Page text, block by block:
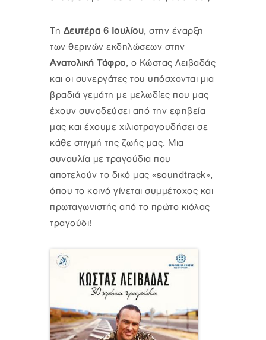
Τη Δευτέρα 6 Ιουλίου, στην έναρξη
των θερινών εκδηλώσεων στην
Ανατολική Τάφρο, ο Κώστας Λειβαδάς
και οι συνεργάτες του υπόσχονται μια
βραδιά γεμάτη με μελωδίες που μας
έχουν συνοδεύσει από την εφηβεία
μας και έχουμε χιλιοτραγουδήσει σε
κάθε στιγμή της ζωής μας. Μια
συναυλία με τραγούδια που
αποτελούν το δικό μας «soundtrack»,
όπου το κοινό γίνεται συμμέτοχος και
πρωταγωνιστής από το πρώτο κιόλας
τραγούδι!